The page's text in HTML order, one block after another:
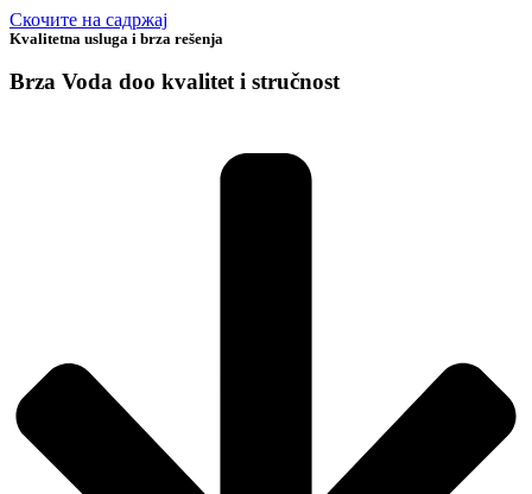
Скочите на садржај
Kvalitetna usluga i brza rešenja
Brza Voda doo kvalitet i stručnost